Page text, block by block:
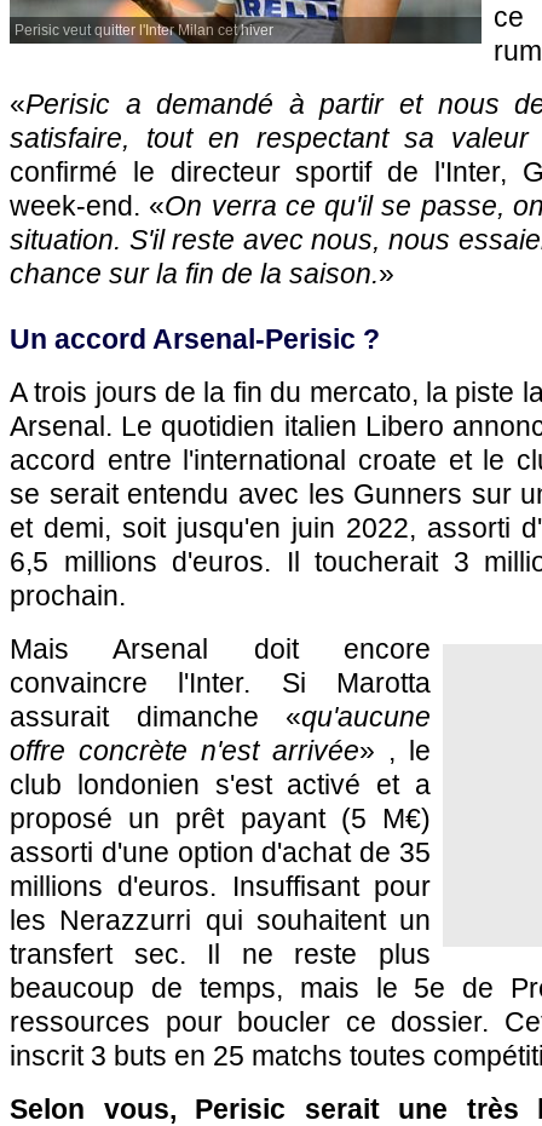
Perisic veut quitter l'Inter Milan cet hiver
ce
«Perisic a demandé à partir et nous
satisfaire, tout en respectant sa
confirmé le directeur sportif de l'Inter,
week-end. «On verra ce qu'il se passe,
situation. S'il reste avec nous, nous
chance sur la fin de la saison.»
Un accord Arsenal-Perisic ?
A trois jours de la fin du mercato, la piste
Arsenal. Le quotidien italien Libero
accord entre l'international croate et le
se serait entendu avec les Gunners sur
et demi, soit jusqu'en juin 2022, assorti
6,5 millions d'euros. Il toucherait 3
prochain.
Mais Arsenal doit encore
convaincre l'Inter. Si Marotta
assurait dimanche «qu'aucune
offre concrète n'est arrivée» , le
club londonien s'est activé et a
proposé un prêt payant (5 M€)
assorti d'une option d'achat de 35
millions d'euros. Insuffisant pour
les Nerazzurri qui souhaitent un
transfert sec. Il ne reste plus
beaucoup de temps, mais le 5e de
ressources pour boucler ce dossier.
inscrit 3 buts en 25 matchs toutes
Selon vous, Perisic serait une très